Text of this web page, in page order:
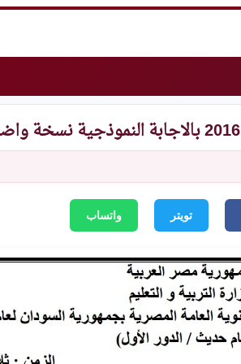
تويتر واتساب